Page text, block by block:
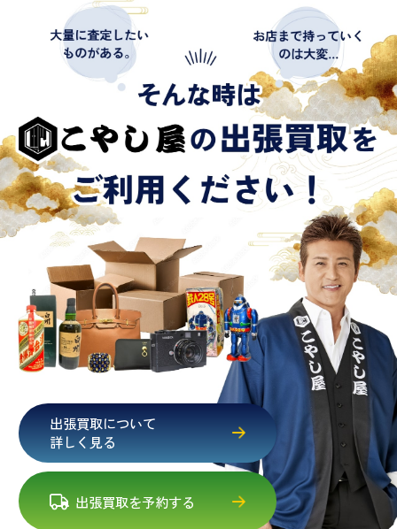
出張買取について
詳しく見る
出張買取を予約する